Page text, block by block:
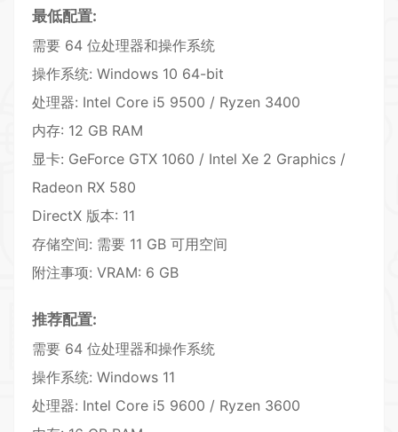
最低配置:
需要 64 位处理器和操作系统
操作系统: Windows 10 64-bit
处理器: Intel Core i5 9500 / Ryzen 3400
内存: 12 GB RAM
显卡: GeForce GTX 1060 / Intel Xe 2 Graphics /
Radeon RX 580
DirectX 版本: 11
存储空间: 需要 11 GB 可用空间
附注事项: VRAM: 6 GB
推荐配置:
需要 64 位处理器和操作系统
操作系统: Windows 11
处理器: Intel Core i5 9600 / Ryzen 3600